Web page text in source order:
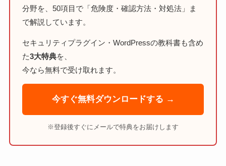
分野を、50項目で「危険度・確認方法・対処法」ま
で解説しています。
セキュリティプラグイン・WordPressの教科書も含め
た3大特典を、
今なら無料で受け取れます。
今すぐ無料ダウンロードする →
※登録後すぐにメールで特典をお届けします